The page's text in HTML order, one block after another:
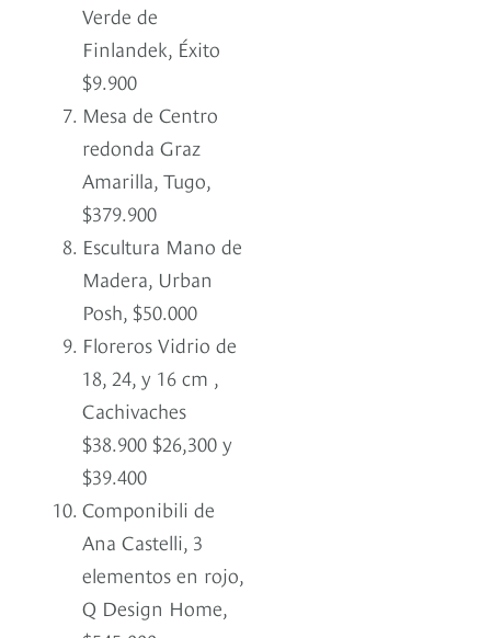
Verde de
Finlandek, Éxito
$9.900
Mesa de Centro
redonda Graz
Amarilla, Tugo,
$379.900
Escultura Mano de
Madera, Urban
Posh, $50.000
Floreros Vidrio de
18, 24, y 16 cm ,
Cachivaches
$38.900 $26,300 y
$39.400
Componibili de
Ana Castelli, 3
elementos en rojo,
Q Design Home,